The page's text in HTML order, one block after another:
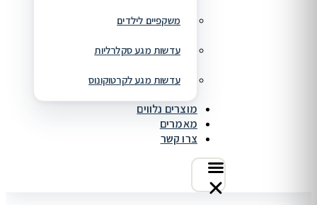
משקפיים לילדים
עדשות מגע סקלרליות
עדשות מגע לקרטוקונוס
מוצרים נלווים
מאמרים
צרו קשר